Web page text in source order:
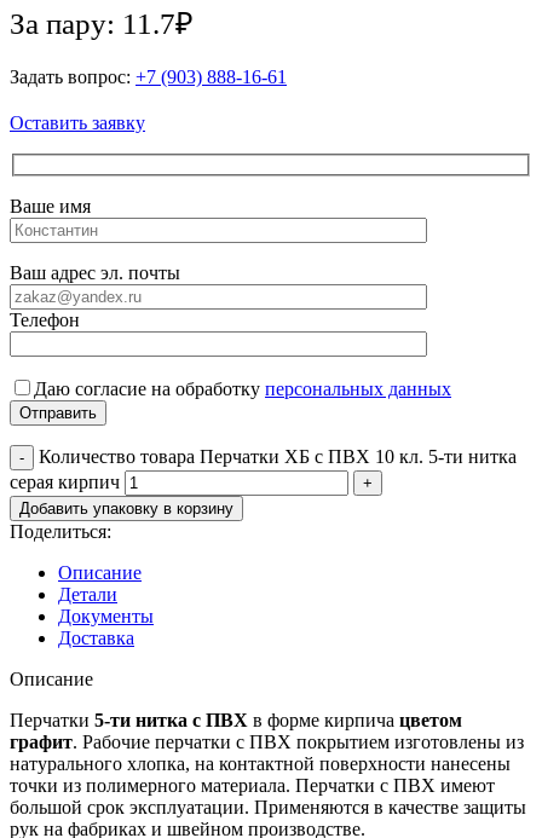
За пару: 11.7₽
Задать вопрос: +7 (903) 888-16-61
Оставить заявку
Ваше имя
Ваш адрес эл. почты
Телефон
Даю согласие на обработку персональных данных
Количество товара Перчатки ХБ с ПВХ 10 кл. 5-ти нитка
серая кирпич
Добавить упаковку в корзину
Поделиться:
Описание
Детали
Документы
Доставка
Описание
Перчатки 5-ти нитка с ПВХ в форме кирпича цветом
графит. Рабочие перчатки с ПВХ покрытием изготовлены из
натурального хлопка, на контактной поверхности нанесены
точки из полимерного материала. Перчатки с ПВХ имеют
большой срок эксплуатации. Применяются в качестве защиты
рук на фабриках и швейном производстве.